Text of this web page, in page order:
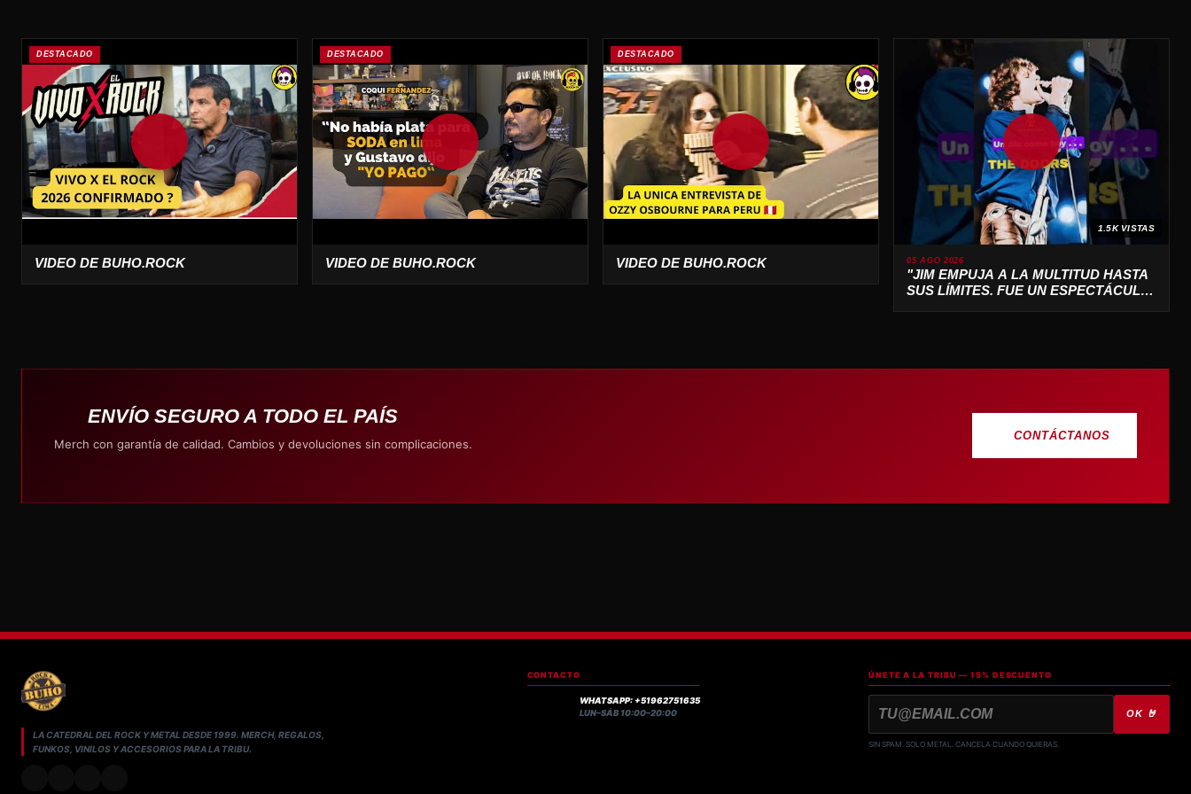
DESTACADO
VIDEO DE BUHO.ROCK
DESTACADO
VIDEO DE BUHO.ROCK
DESTACADO
VIDEO DE BUHO.ROCK
1.5K VISTAS
05 AGO 2026
"JIM EMPUJA A LA MULTITUD HASTA
SUS LÍMITES. FUE UN ESPECTÁCULO
ENVÍO SEGURO A TODO EL PAÍS
Merch con garantía de calidad. Cambios y devoluciones sin complicaciones.
CONTÁCTANOS
LA CATEDRAL DEL ROCK Y METAL DESDE 1999. MERCH, REGALOS,
FUNKOS, VINILOS Y ACCESORIOS PARA LA TRIBU.
CONTACTO
WHATSAPP: +51962751635
LUN–SÁB 10:00–20:00
ÚNETE A LA TRIBU — 15% DESCUENTO
OK 🤘
SIN SPAM. SOLO METAL. CANCELA CUANDO QUIERAS.